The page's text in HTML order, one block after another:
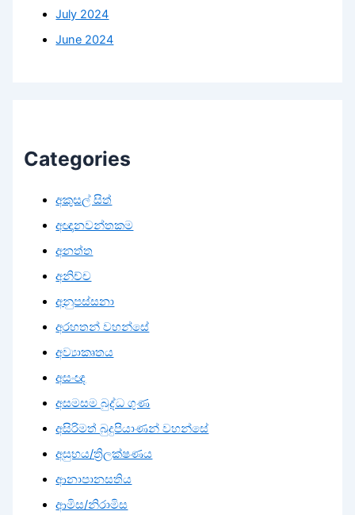
July 2024
June 2024
Categories
අකුසල් සිත්
අඥානවන්තකම
අනත්ත
අනිච්ච
අනුපස්සනා
අරහතන් වහන්සේ
අව්‍යාකෘතය
අසංඥ
අසමසම බුද්ධ ගුණ
අසිරිමත් බුදුපියාණන් වහන්සේ
අසුභය/ත්‍රිලක්ෂණය
ආනාපානසතිය
ආමිස/නිරාමිස